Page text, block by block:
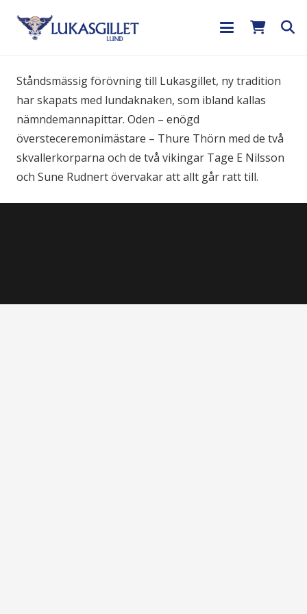
Ståndsmässig förövning till Lukasgillet, ny tradition
har skapats med lundaknaken, som ibland kallas
nämndemannapittar. Oden – enögd
översteceremonimästare – Thure Thörn med de två
skvallerkorparna och de två vikingar Tage E Nilsson
och Sune Rudnert övervakar att allt går ratt till.